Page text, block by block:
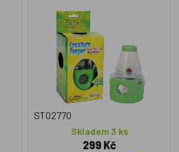
ST02770
Skladem 3 ks
299 Kč